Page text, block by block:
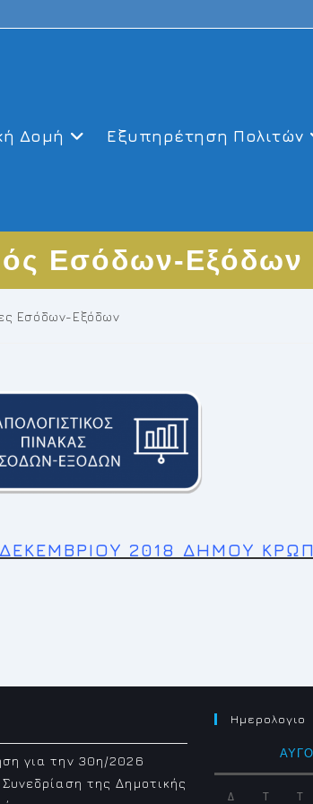
Δομή Εξυπηρέτηση Πολιτών
Εσόδων-Εξόδων
Εσόδων-Εξόδων
2018 ΔΗΜΟΥ
για την 30η/2026
Συνεδρίαση της Δημοτικής
Ημερολογιο
Δ Τ Τ